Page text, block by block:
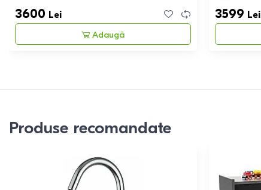
3600 Lei
Adaugă
3599 Lei
Produse recomandate